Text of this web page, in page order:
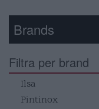
Brands
Filtra per brand
Ilsa
Pintinox